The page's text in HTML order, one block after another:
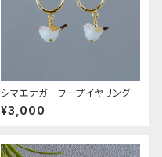
シマエナガ フープイヤリング
¥3,000